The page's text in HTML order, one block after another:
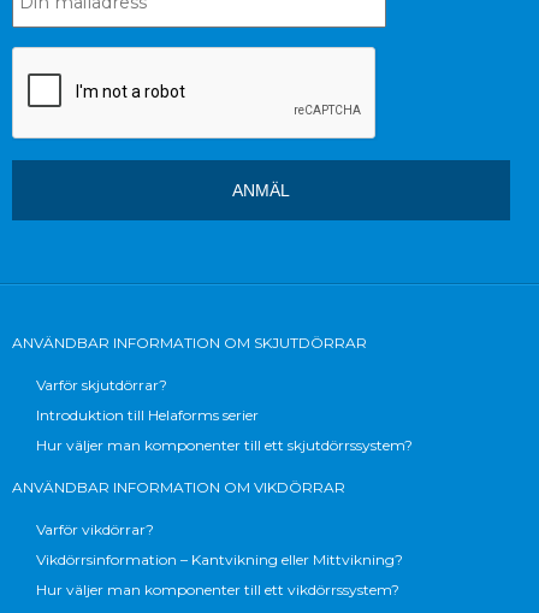
ANVÄNDBAR INFORMATION OM SKJUTDÖRRAR
Varför skjutdörrar?
Introduktion till Helaforms serier
Hur väljer man komponenter till ett skjutdörrssystem?
ANVÄNDBAR INFORMATION OM VIKDÖRRAR
Varför vikdörrar?
Vikdörrsinformation – Kantvikning eller Mittvikning?
Hur väljer man komponenter till ett vikdörrssystem?